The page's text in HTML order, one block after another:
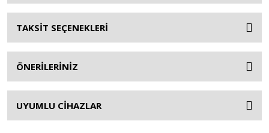
TAKSİT SEÇENEKLERİ
ÖNERİLERİNİZ
UYUMLU CİHAZLAR